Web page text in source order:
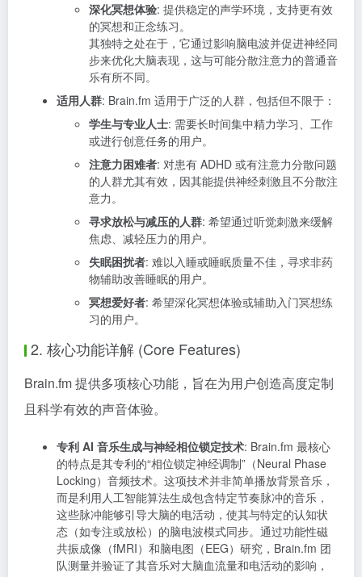
深化冥想体验: 提供稳定的声学环境，支持更有效
的冥想和正念练习。
其独特之处在于，它通过影响脑电波并促进神经同
步来优化大脑表现，这与可能分散注意力的普通音
乐有所不同。
适用人群: Brain.fm 适用于广泛的人群，包括但不限于：
学生与专业人士: 需要长时间集中精力学习、工作
或进行创意任务的用户。
注意力困难者: 对患有 ADHD 或有注意力分散问题
的人群尤其有效，因其能提供神经刺激且不分散注
意力。
寻求放松与减压的人群: 希望通过听觉刺激来缓解
焦虑、减轻压力的用户。
失眠困扰者: 难以入睡或睡眠质量不佳，寻求非药
物辅助改善睡眠的用户。
冥想爱好者: 希望深化冥想体验或辅助入门冥想练
习的用户。
2. 核心功能详解 (Core Features)
Brain.fm 提供多项核心功能，旨在为用户创造高度定制
且科学有效的声音体验。
专利 AI 音乐生成与神经相位锁定技术: Brain.fm 最核心
的特点是其专利的“相位锁定神经调制”（Neural Phase
Locking）音频技术。这项技术并非简单播放背景音乐，
而是利用人工智能算法生成包含特定节奏脉冲的音乐，
这些脉冲能够引导大脑的电活动，使其与特定的认知状
态（如专注或放松）的脑电波模式同步。通过功能性磁
共振成像（fMRI）和脑电图（EEG）研究，Brain.fm 团
队测量并验证了其音乐对大脑血流量和电活动的影响，